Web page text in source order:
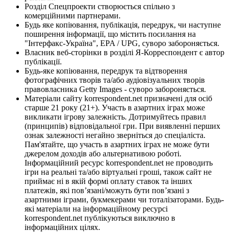
Розділ Спецпроекти створюється спільно з
комерційними партнерами.
Будь яке копіювання, публікація, передрук, чи наступне
поширення інформації, що містить посилання на
"Інтерфакс-Україна", EPA / UPG, суворо забороняється.
Власник веб-сторінки в розділі Я-Корреспондент є автор
публікації.
Будь-яке копіювання, передрук та відтворення
фотографічних творів та/або аудіовізуальних творів
правовласника Getty Images - суворо забороняється.
Матеріали сайту korrespondent.net призначені для осіб
старше 21 року (21+). Участь в азартних іграх може
викликати ігрову залежність. Дотримуйтесь правил
(принципів) відповідальної гри. При виявленні перших
ознак залежності негайно зверніться до спеціаліста.
Пам'ятайте, що участь в азартних іграх не може бути
джерелом доходів або альтернативою роботі.
Інформаційний ресурс korrespondent.net не проводить
ігри на реальні та/або віртуальні гроші, також сайт не
приймає ні в якій формі оплату ставок та інших
платежів, які пов’язані/можуть бути пов’язані з
азартними іграми, букмекерами чи тоталізаторами. Будь-
які матеріали на інформаційному ресурсі
korrespondent.net публікуються виключно в
інформаційних цілях.